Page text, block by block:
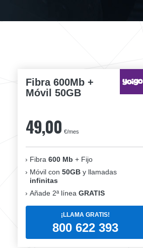
Fibra 600Mb +
Móvil 50GB
49,00 €/mes
Fibra 600 Mb + Fijo
Móvil con 50GB y llamadas
infinitas
Añade 2ª línea GRATIS
¡LLAMA GRATIS!
800 622 393